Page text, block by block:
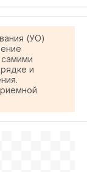
(УО)
и